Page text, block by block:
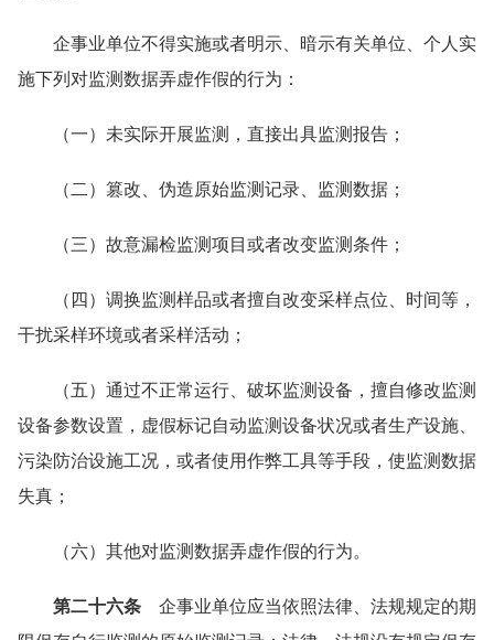
企事业单位不得实施或者明示、暗示有关单位、个人实
施下列对监测数据弄虚作假的行为：
（一）未实际开展监测，直接出具监测报告；
（二）篡改、伪造原始监测记录、监测数据；
（三）故意漏检监测项目或者改变监测条件；
（四）调换监测样品或者擅自改变采样点位、时间等，
干扰采样环境或者采样活动；
（五）通过不正常运行、破坏监测设备，擅自修改监测
设备参数设置，虚假标记自动监测设备状况或者生产设施、
污染防治设施工况，或者使用作弊工具等手段，使监测数据
失真；
（六）其他对监测数据弄虚作假的行为。
第二十六条 企事业单位应当依照法律、法规规定的期